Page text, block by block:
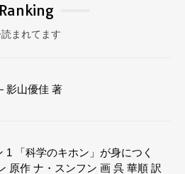
Ranking
まれてます
影山優佳 著
1 「科学のキホン」が身につく
原作 ナ・スンフン 画 呉 華順 訳